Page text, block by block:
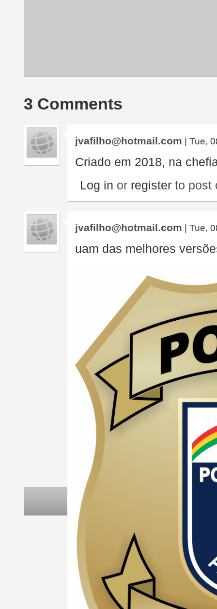
3 Comments
jvafilho@hotmail.com | Tue,
Criado em 2018, na
Log in or register to post
jvafilho@hotmail.com | Tue,
uam das melhores